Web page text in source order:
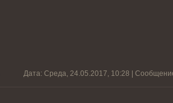
Дата: Среда, 24.05.2017, 10:28 |